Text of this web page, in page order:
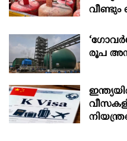
രൂപ